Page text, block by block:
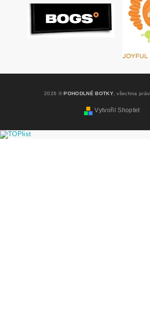
2026 ©POHODLNÉ BOTKY, všechna
Vytvořil Shoptet